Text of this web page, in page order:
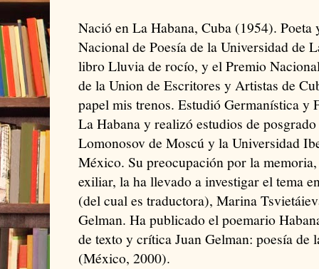
Nació en La Habana, Cuba (1954).
Nacional de Poesía de la Universidad de
libro Lluvia de rocío, y el Premio
de la Union de Escritores y Artistas de
papel mis trenos. Estudió Germanística y
La Habana y realizó estudios de
Lomonosov de Moscú y la Universidad
México. Su preocupación por la
exiliar, la ha llevado a investigar el tema
(del cual es traductora), Marina
Gelman. Ha publicado el poemario
de texto y crítica Juan Gelman: poesía de
(México, 2000).